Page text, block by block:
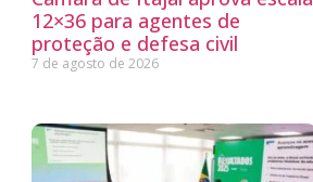
12×36 para agentes de
proteção e defesa civil
7 de agosto de 2026